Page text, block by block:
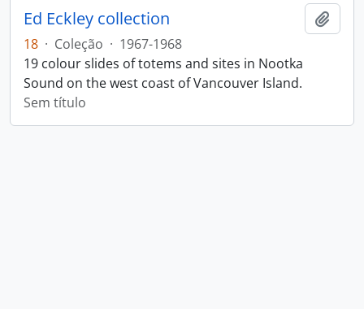
Ed Eckley collection
18 · Coleção · 1967-1968
19 colour slides of totems and sites in Nootka
Sound on the west coast of Vancouver Island.
Sem título